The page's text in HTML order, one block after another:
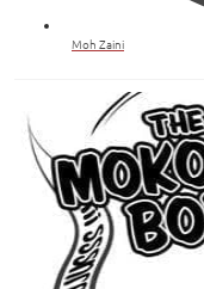
Moh Zaini